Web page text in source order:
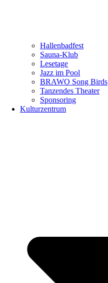
Hallenbadfest
Sauna-Klub
Lesetage
Jazz im Pool
BRAWO Song Birds
Tanzendes Theater
Sponsoring
Kulturzentrum